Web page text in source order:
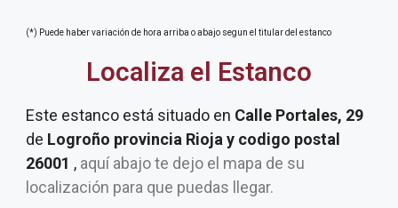
(*) Puede haber variación de hora arriba o abajo segun el titular del estanco
Localiza el Estanco
Este estanco está situado en Calle Portales, 29
de Logroño provincia Rioja y codigo postal
26001 , aquí abajo te dejo el mapa de su
localización para que puedas llegar.